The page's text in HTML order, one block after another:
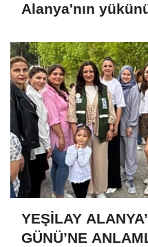
Alanya'nın
YEŞİLAY
GÜNÜ’NE